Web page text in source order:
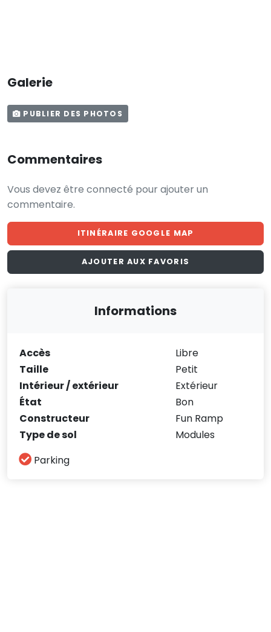
Galerie
PUBLIER DES PHOTOS
Commentaires
Vous devez être connecté pour ajouter un
commentaire.
ITINÉRAIRE GOOGLE MAP
AJOUTER AUX FAVORIS
Informations
Accès
Libre
Taille
Petit
Intérieur / extérieur
Extérieur
État
Bon
Constructeur
Fun Ramp
Type de sol
Modules
Parking